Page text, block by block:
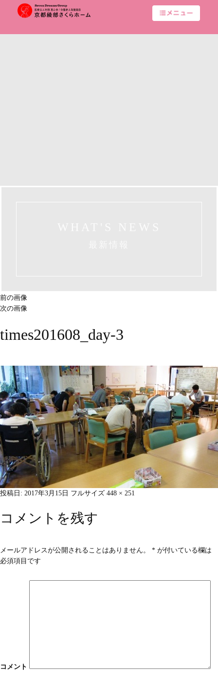
前の画像
次の画像
times201608_day-3
投稿日: 2017年3月15日 フルサイズ 448 × 251
コメントを残す
メールアドレスが公開されることはありません。 * が付いている欄は
必須項目です
コメント